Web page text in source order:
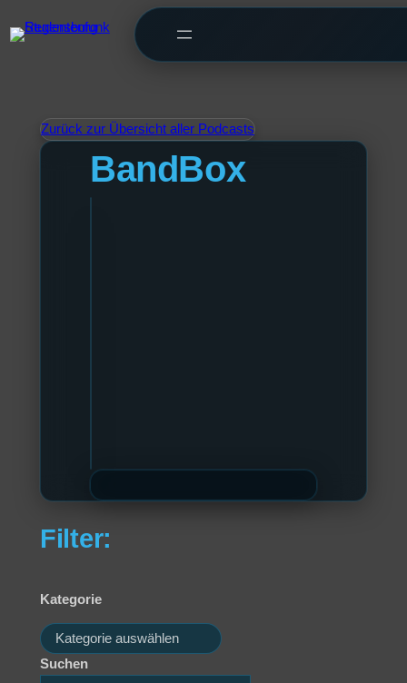
Zurück zur Übersicht aller Podcasts
BandBox
Filter:
Kategorie
Kategorien
Suchen